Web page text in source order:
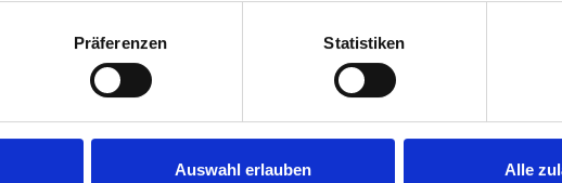
geografische Lage erfassen, welche bis auf einige Meter genau sein
Scannen nach bestimmten Merkmalen (Fingerprinting) identifizieren
Ihre persönlichen Daten verarbeitet werden, und legen Sie Ihre
und Anzeigen zu personalisieren, Funktionen für soziale Medien
zu analysieren. Außerdem geben wir Informationen zu Ihrer
Präferenzen Statistiken
Auswahl erlauben Alle